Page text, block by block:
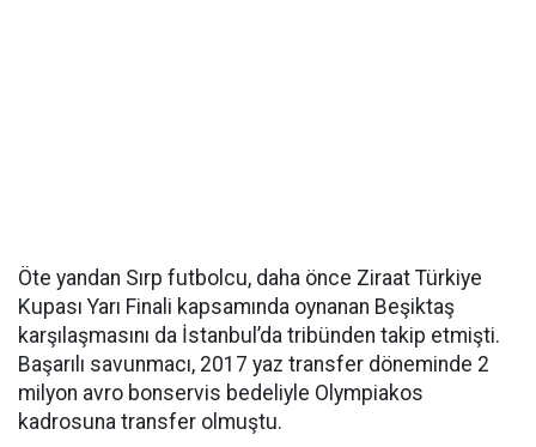
Öte yandan Sırp futbolcu, daha önce Ziraat Türkiye
Kupası Yarı Finali kapsamında oynanan Beşiktaş
karşılaşmasını da İstanbul’da tribünden takip etmişti.
Başarılı savunmacı, 2017 yaz transfer döneminde 2
milyon avro bonservis bedeliyle Olympiakos
kadrosuna transfer olmuştu.